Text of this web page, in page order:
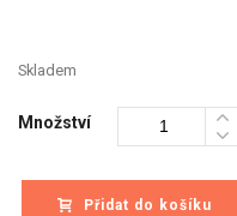
Skladem
Množství
Přidat do košíku